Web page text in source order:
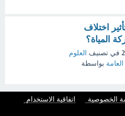
اختلاف
المياة؟
في تصنيف
العلوم
العامة بواسطة
الخصوصية اتفاقية الاستخدام